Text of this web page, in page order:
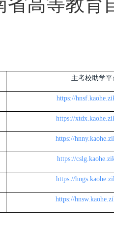
主考校助学
https://
https://
https://
https://
https://
https://